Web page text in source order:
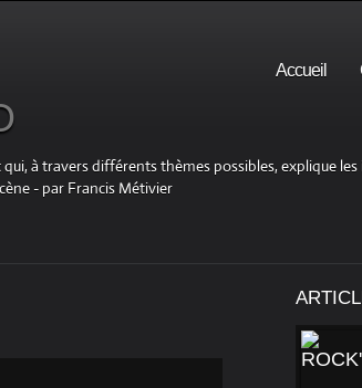
Accueil
à travers différents thèmes possibles, explique
- par Francis Métivier